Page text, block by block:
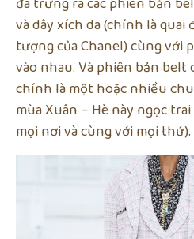
và dây xích da (chính là
tượng của Chanel) cùng với
vào nhau. Và phiên bản
chính là một hoặc nhiều
mùa Xuân – Hè này ngọc
mọi nơi và cùng với mọi